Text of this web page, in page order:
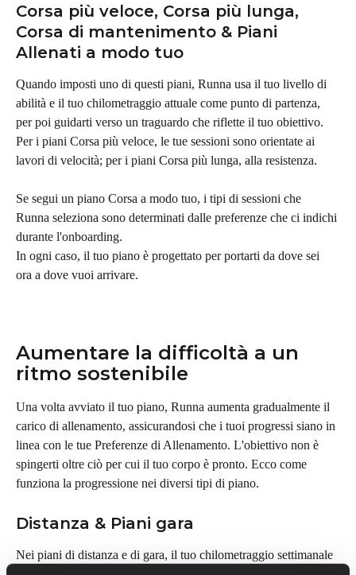
Corsa più veloce, Corsa più lunga,
Corsa di mantenimento & Piani
Allenati a modo tuo
Quando imposti uno di questi piani, Runna usa il tuo livello di
abilità e il tuo chilometraggio attuale come punto di partenza,
per poi guidarti verso un traguardo che riflette il tuo obiettivo.
Per i piani Corsa più veloce, le tue sessioni sono orientate ai
lavori di velocità; per i piani Corsa più lunga, alla resistenza.
Se segui un piano Corsa a modo tuo, i tipi di sessioni che
Runna seleziona sono determinati dalle preferenze che ci indichi
durante l'onboarding.
In ogni caso, il tuo piano è progettato per portarti da dove sei
ora a dove vuoi arrivare.
Aumentare la difficoltà a un
ritmo sostenibile
Una volta avviato il tuo piano, Runna aumenta gradualmente il
carico di allenamento, assicurandosi che i tuoi progressi siano in
linea con le tue Preferenze di Allenamento. L'obiettivo non è
spingerti oltre ciò per cui il tuo corpo è pronto. Ecco come
funziona la progressione nei diversi tipi di piano.
Distanza & Piani gara
Nei piani di distanza e di gara, il tuo chilometraggio settimanale